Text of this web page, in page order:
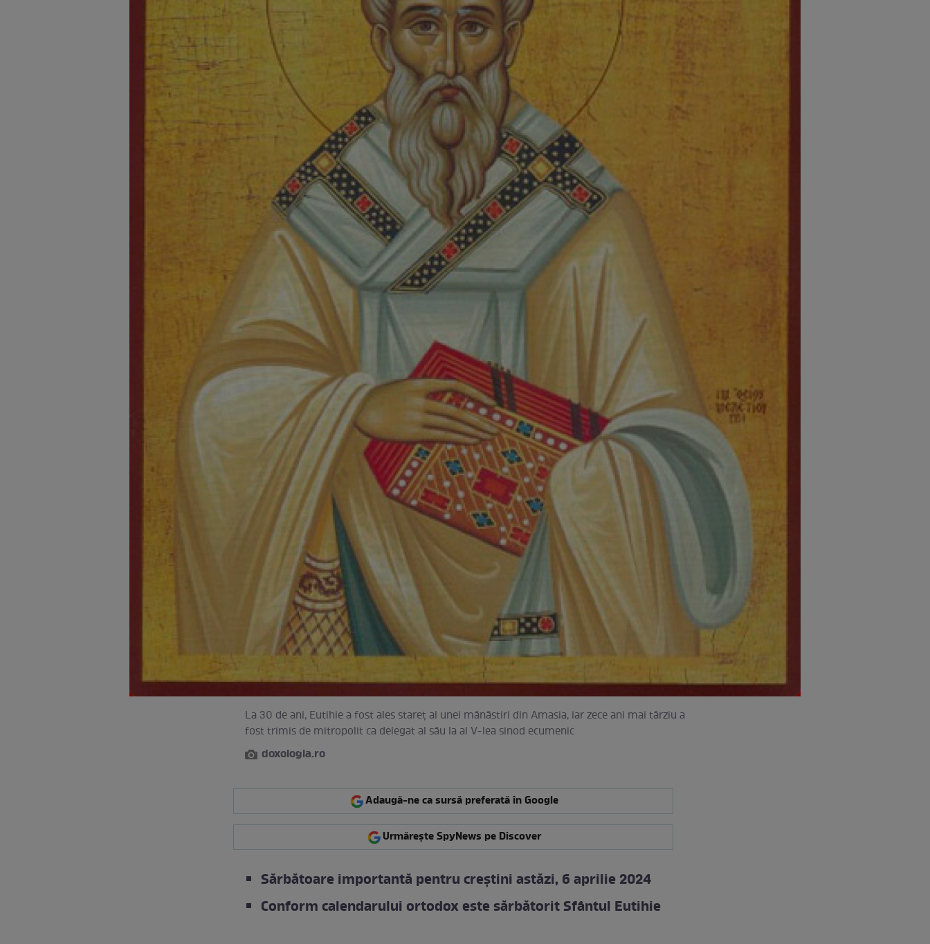
La 30 de ani, Eutihie a fost ales stareț al unei mănăstiri din Amasia, iar zece ani mai târziu a
fost trimis de mitropolit ca delegat al său la al V-lea sinod ecumenic
doxologia.ro
Adaugă-ne ca sursă preferată în Google
Urmărește SpyNews pe Discover
Sărbătoare importantă pentru creștini astăzi, 6 aprilie 2024
Conform calendarului ortodox este sărbătorit Sfântul Eutihie